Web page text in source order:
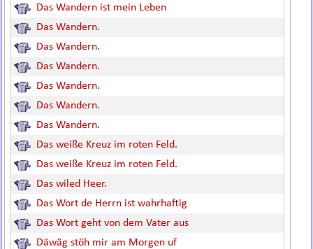
Das Wandern ist mein Leben
Das Wandern.
Das Wandern.
Das Wandern.
Das Wandern.
Das Wandern.
Das Wandern.
Das weiße Kreuz im roten Feld.
Das weiße Kreuz im roten Feld.
Das wiled Heer.
Das Wort de Herrn ist wahrhaftig
Das Wort geht von dem Vater aus
Däwäg stöh mir am Morgen uf